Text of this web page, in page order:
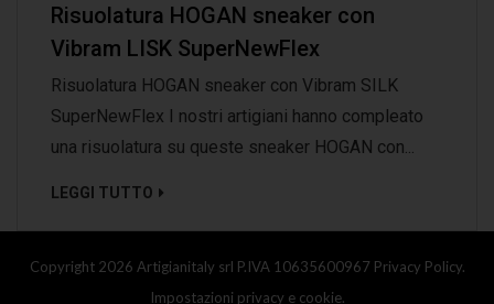
Risuolatura HOGAN sneaker con
Vibram LISK SuperNewFlex
Risuolatura HOGAN sneaker con Vibram SILK
SuperNewFlex I nostri artigiani hanno compleato
una risuolatura su queste sneaker HOGAN con...
LEGGI TUTTO
Copyright 2026 Artigianitaly srl P.IVA 10635600967 Privacy Policy.
Impostazioni privacy e cookie.